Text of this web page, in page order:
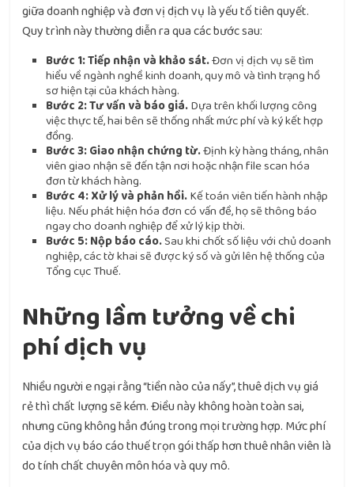
giữa doanh nghiệp và đơn vị dịch vụ là yếu tố tiên quyết.
Quy trình này thường diễn ra qua các bước sau:
Bước 1: Tiếp nhận và khảo sát.Đơn vị dịch vụ sẽ tìm
hiểu về ngành nghề kinh doanh, quy mô và tình trạng hồ
sơ hiện tại của khách hàng.
Bước 2: Tư vấn và báo giá.Dựa trên khối lượng công
việc thực tế, hai bên sẽ thống nhất mức phí và ký kết hợp
đồng.
Bước 3: Giao nhận chứng từ.Định kỳ hàng tháng, nhân
viên giao nhận sẽ đến tận nơi hoặc nhận file scan hóa
đơn từ khách hàng.
Bước 4: Xử lý và phản hồi.Kế toán viên tiến hành nhập
liệu. Nếu phát hiện hóa đơn có vấn đề, họ sẽ thông báo
ngay cho doanh nghiệp để xử lý kịp thời.
Bước 5: Nộp báo cáo.Sau khi chốt số liệu với chủ doanh
nghiệp, các tờ khai sẽ được ký số và gửi lên hệ thống của
Tổng cục Thuế.
Những lầm tưởng về chi
phí dịch vụ
Nhiều người e ngại rằng “tiền nào của nấy”, thuê dịch vụ giá
rẻ thì chất lượng sẽ kém. Điều này không hoàn toàn sai,
nhưng cũng không hẳn đúng trong mọi trường hợp. Mức phí
của dịch vụ báo cáo thuế trọn gói thấp hơn thuê nhân viên là
do tính chất chuyên môn hóa và quy mô.